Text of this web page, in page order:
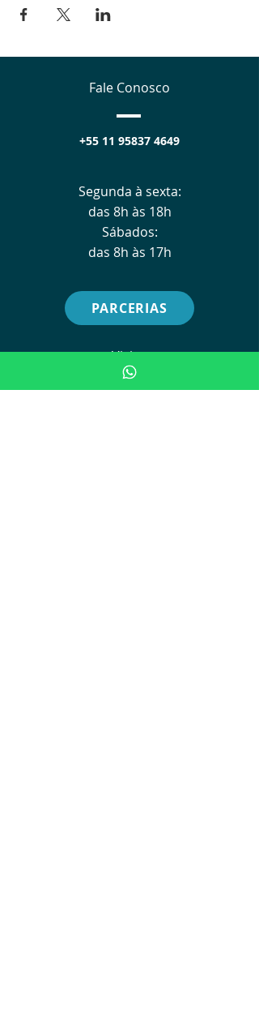
Fale Conosco
+55 11 95837 4649
Segunda à sexta:
das 8h às 18h
Sábados:
das 8h às 17h
PARCERIAS
Visite